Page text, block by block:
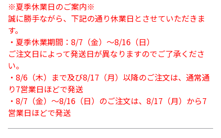
※夏季休業日のご案内※
誠に勝手ながら、下記の通り休業日とさせていただきま
す。
・夏季休業期間：8/7（金）～8/16（日）
ご注文日によって発送日が異なりますのでご了承くださ
い。
・8/6（木）まで及び8/17（月）以降のご注文は、通常通
り7営業日ほどで発送
・8/7（金）～8/16（日）のご注文は、8/17（月）から7
営業日ほどで発送